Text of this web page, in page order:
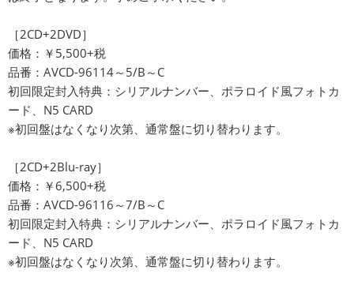
［2CD+2DVD］
価格：￥5,500+税
品番：AVCD-96114～5/B～C
初回限定封入特典：シリアルナンバー、ポラロイド風フォトカ
ード、N5 CARD
※初回盤はなくなり次第、通常盤に切り替わります。
［2CD+2Blu-ray］
価格：￥6,500+税
品番：AVCD-96116～7/B～C
初回限定封入特典：シリアルナンバー、ポラロイド風フォトカ
ード、N5 CARD
※初回盤はなくなり次第、通常盤に切り替わります。